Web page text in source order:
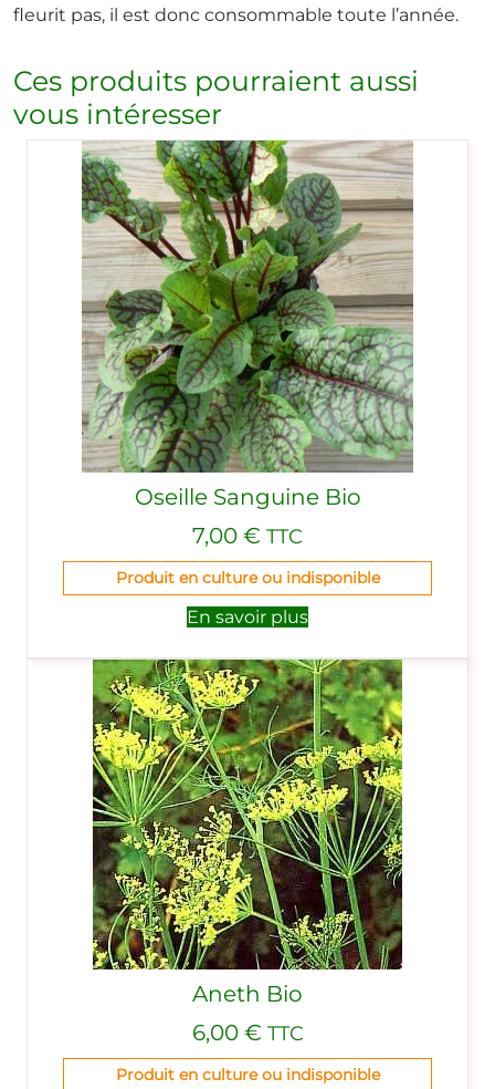
fleurit pas, il est donc consommable toute l’année.
Ces produits pourraient aussi
vous intéresser
Oseille Sanguine Bio
7,00 € TTC
Produit en culture ou indisponible
En savoir plus
Aneth Bio
6,00 € TTC
Produit en culture ou indisponible